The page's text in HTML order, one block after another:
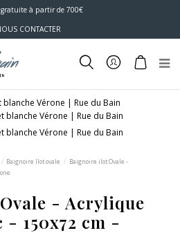
gratuite à partir de 700€
CONTACTER
Baignoire îlot ovale
Baignoire ilot Ovale -
- Acrylique
- 150x72 cm -